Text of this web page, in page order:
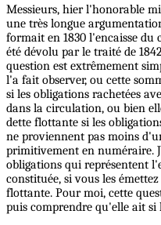
Messieurs, hier l'honorable
une très longue
formait en 1830 l'encaisse du
été dévolu par le traité de
question est extrêmement
l'a fait observer, ou cette
si les obligations rachetées
dans la circulation, ou bien
dette flottante si les
ne proviennent pas moins
primitivement en numéraire.
obligations qui représentent
constituée, si vous les
flottante. Pour moi, cette
puis comprendre qu'elle ait